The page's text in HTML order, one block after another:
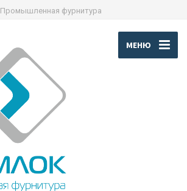
Промышленная фурнитура
МЕНЮ